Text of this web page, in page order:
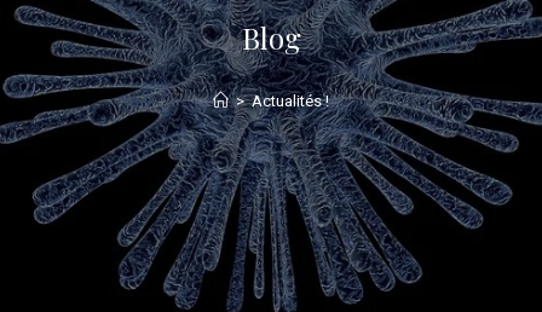
Blog
> Actualités !